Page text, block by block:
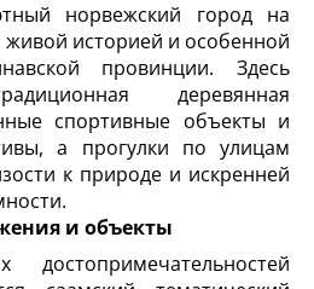
норвежский город на
живой историей и особенной
провинции. Здесь
деревянная
спортивные объекты и
а прогулки по улицам
к природе и искренней
и объекты
достопримечательностей